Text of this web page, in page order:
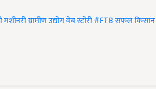
मशीनरीग्रामीण उद्योगवेब स्टोरी#FTBसफल किसान